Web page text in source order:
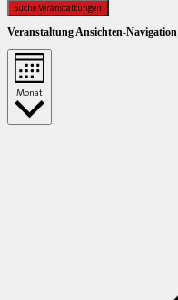
Suche Veranstaltungen
Veranstaltung Ansichten-Navigation
Monat